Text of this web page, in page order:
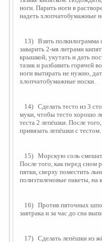
ноги. Парить ноги в
надеть хлопчатобумажные
заварить 2-мя литрами
крышкой, укутать и дать
тазик и разбавить горячей
ноги вытирать не нужно,
хлопчатобумажные носки.
муки, чтобы тесто хорошо
теста 2 лепёшки. После
привязать лепёшки с
После того, как перед сном
пятки, сверху поместить
полиэтиленовые пакеты, на
завтрака и за час до сна